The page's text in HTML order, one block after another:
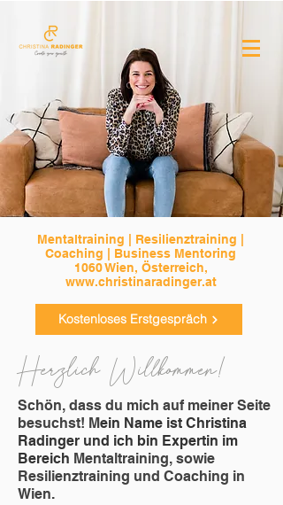
Mentaltraining | Resilienztraining |
Coaching | Business Mentoring
1060 Wien, Österreich,
www.christinaradinger.at
Kostenloses Erstgespräch
Herzlich Willkommen!
Schön, dass du mich auf meiner Seite
besuchst! Mein Name ist Christina
Radinger und ich bin Expertin im
Bereich Mentaltraining, sowie
Resilienztraining und Coaching in
Wien.